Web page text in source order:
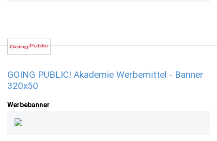
GOING PUBLIC! Akademie Werbemittel - Banner
320x50
Werbebanner